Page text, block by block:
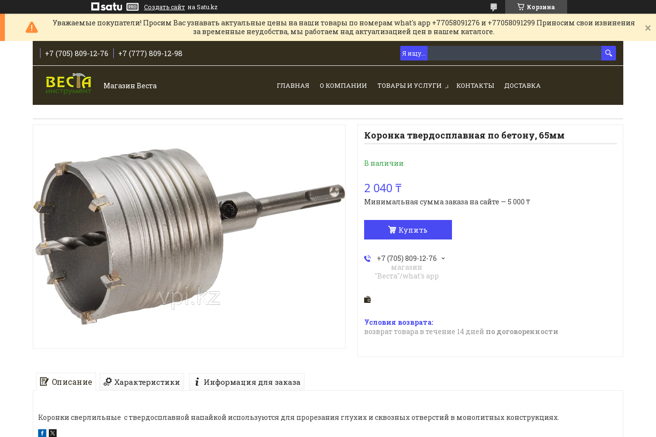
Создать сайт на Satu.kz Корзина
Уважаемые покупатели! Просим Вас узнавать актуальные цены на наши товары по номерам what's app +77058091276 и +77058091299 Приносим свои извинения
за временные неудобства, мы работаем над актуализацией цен в нашем каталоге.
+7 (705) 809-12-76 +7 (777) 809-12-98
Магазин Веста ГЛАВНАЯ О КОМПАНИИ ТОВАРЫ И УСЛУГИ КОНТАКТЫ ДОСТАВКА
Коронка твердосплавная по бетону, 65мм
В наличии
2 040 ₸
Минимальная сумма заказа на сайте — 5 000 ₸
Купить
+7 (705) 809-12-76
магазин
"Веста"/what's app
возврат товара в течение 14 дней по договоренности
Описание Характеристики Информация для заказа
Коронки сверлильные с твердосплавной напайкой используются для прорезания глухих и сквозных отверстий в монолитных конструкциях.